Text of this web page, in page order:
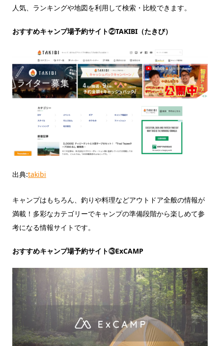
人気、ランキングや地図を利用して検索・比較できます。
おすすめキャンプ場予約サイト②TAKIBI（たきび）
出典:takibi
キャンプはもちろん、釣りや料理などアウトドア全般の情報が
満載！多彩なカテゴリーでキャンプの準備段階から楽しめて参
考になる情報サイトです。
おすすめキャンプ場予約サイト③ExCAMP